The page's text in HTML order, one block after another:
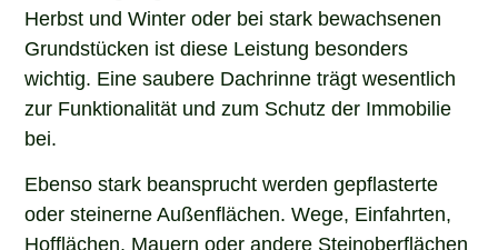
Herbst und Winter oder bei stark bewachsenen
Grundstücken ist diese Leistung besonders
wichtig. Eine saubere Dachrinne trägt wesentlich
zur Funktionalität und zum Schutz der Immobilie
bei.
Ebenso stark beansprucht werden gepflasterte
oder steinerne Außenflächen. Wege, Einfahrten,
Hofflächen, Mauern oder andere Steinoberflächen